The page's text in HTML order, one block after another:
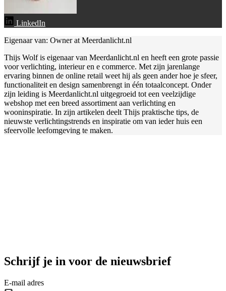
LinkedIn
Eigenaar van: Owner at Meerdanlicht.nl
Thijs Wolf is eigenaar van Meerdanlicht.nl en heeft een grote passie
voor verlichting, interieur en e commerce. Met zijn jarenlange
ervaring binnen de online retail weet hij als geen ander hoe je sfeer,
functionaliteit en design samenbrengt in één totaalconcept. Onder
zijn leiding is Meerdanlicht.nl uitgegroeid tot een veelzijdige
webshop met een breed assortiment aan verlichting en
wooninspiratie. In zijn artikelen deelt Thijs praktische tips, de
nieuwste verlichtingstrends en inspiratie om van ieder huis een
sfeervolle leefomgeving te maken.
Schrijf je in voor de nieuwsbrief
E-mail adres